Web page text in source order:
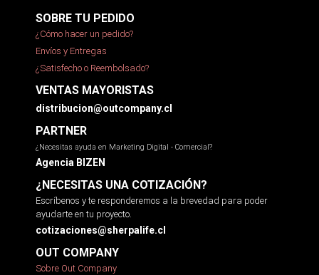
SOBRE TU PEDIDO
¿Cómo hacer un pedido?
Envíos y Entregas
¿Satisfecho o Reembolsado?
VENTAS MAYORISTAS
distribucion@outcompany.cl
PARTNER
¿Necesitas ayuda en Marketing Digital - Comercial?
Agencia BIZEN
¿NECESITAS UNA COTIZACIÓN?
Escríbenos y te responderemos a la brevedad para poder
ayudarte en tu proyecto.
cotizaciones@sherpalife.cl
OUT COMPANY
Sobre Out Company